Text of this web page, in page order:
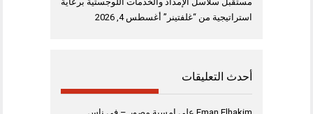
استراتيجية من “غلفتينر” أغسطس 4, 2026
أحدث التعليقات